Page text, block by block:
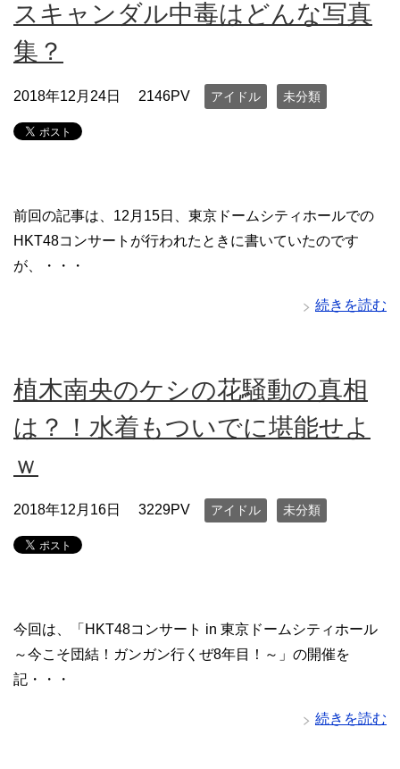
スキャンダル中毒はどんな写真
集？
2018年12月24日 2146PV アイドル 未分類
前回の記事は、12月15日、東京ドームシティホールでの
HKT48コンサートが行われたときに書いていたのです
が、・・・
続きを読む
植木南央のケシの花騒動の真相
は？！水着もついでに堪能せよ
ｗ
2018年12月16日 3229PV アイドル 未分類
今回は、「HKT48コンサート in 東京ドームシティホール
～今こそ団結！ガンガン行くぜ8年目！～」の開催を
記・・・
続きを読む